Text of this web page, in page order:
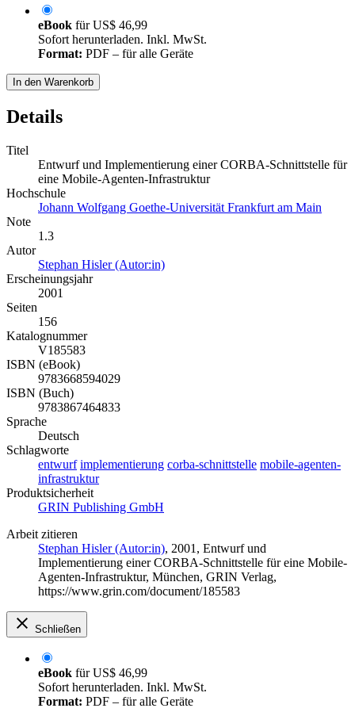
eBook fürUS$ 46,99
Sofort herunterladen. Inkl. MwSt.
Format: PDF – für alle Geräte
In den Warenkorb
Details
Titel
Entwurf und Implementierung einer CORBA-Schnittstelle für
eine Mobile-Agenten-Infrastruktur
Hochschule
Johann Wolfgang Goethe-Universität Frankfurt am Main
Note
1.3
Autor
Stephan Hisler (Autor:in)
Erscheinungsjahr
2001
Seiten
156
Katalognummer
V185583
ISBN (eBook)
9783668594029
ISBN (Buch)
9783867464833
Sprache
Deutsch
Schlagworte
entwurf implementierung corba-schnittstelle mobile-agenten-
infrastruktur
Produktsicherheit
GRIN Publishing GmbH
Arbeit zitieren
Stephan Hisler (Autor:in), 2001, Entwurf und
Implementierung einer CORBA-Schnittstelle für eine Mobile-
Agenten-Infrastruktur, München, GRIN Verlag,
https://www.grin.com/document/185583
Schließen
eBook fürUS$ 46,99
Sofort herunterladen. Inkl. MwSt.
Format: PDF – für alle Geräte